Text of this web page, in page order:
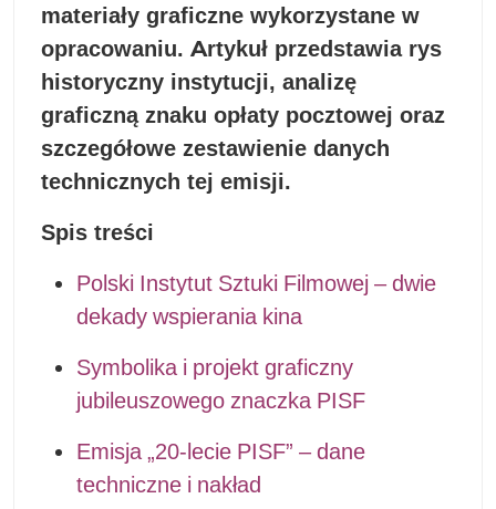
materiały graficzne wykorzystane w
opracowaniu. Artykuł przedstawia rys
historyczny instytucji, analizę
graficzną znaku opłaty pocztowej oraz
szczegółowe zestawienie danych
technicznych tej emisji.
Spis treści
Polski Instytut Sztuki Filmowej – dwie
dekady wspierania kina
Symbolika i projekt graficzny
jubileuszowego znaczka PISF
Emisja „20-lecie PISF” – dane
techniczne i nakład